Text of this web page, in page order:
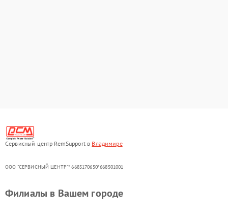
Сервисный центр RemSupport в Владимире
ООО "СЕРВИСНЫЙ ЦЕНТР"* 6685170650*668501001
Филиалы в Вашем городе